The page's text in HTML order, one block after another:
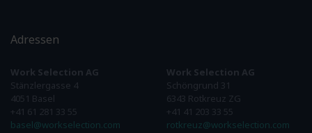
Adressen
Work Selection AG
Stänzlergasse 4
4051 Basel
+41 61 281 33 55
basel@workselection.com
Work Selection AG
Schöngrund 31
6343 Rotkreuz ZG
+41 41 203 33 55
rotkreuz@workselection.com